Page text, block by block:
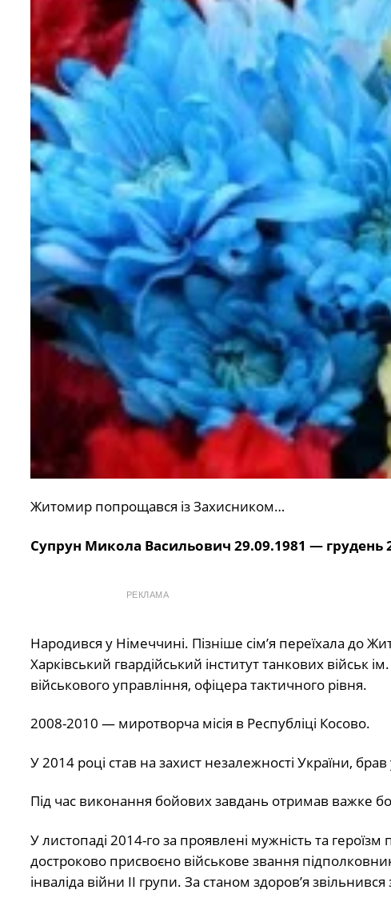
Житомир попрощався із Захисником…
Супрун Микола Васильович 29.09.1981 — грудень
РЕКЛАМА
Народився у Німеччині. Пізніше сім’я переїхала до
Харківський гвардійський інститут танкових військ
військового управління, офіцера тактичного рівня.
2008-2010 — миротворча місія в Республіці Косово.
У 2014 році став на захист незалежності України,
Під час виконання бойових завдань отримав важке
У листопаді 2014-го за проявлені мужність та
достроково присвоєно військове звання
інваліда війни ІІ групи. За станом здоровʼя